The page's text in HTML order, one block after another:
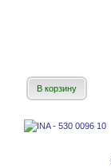
В корзину